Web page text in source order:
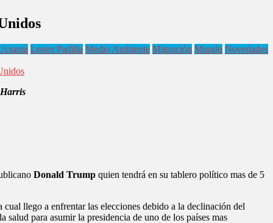
Lester Padilla Medio Ambiente Migración Mundo Novedades
Donald Trump quien tendrá en su tablero político mas de 5
cual llego a enfrentar las elecciones debido a la declinación del
salud para asumir la presidencia de uno de los países mas